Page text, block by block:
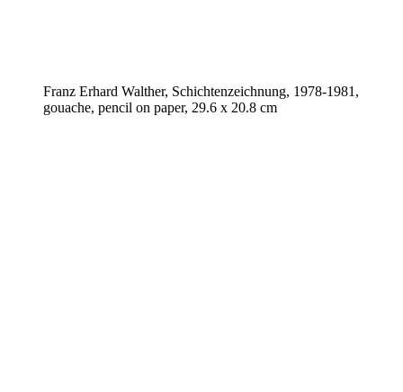
Franz Erhard Walther, Schichtenzeichnung, 1978-1981,
gouache, pencil on paper, 29.6 x 20.8 cm